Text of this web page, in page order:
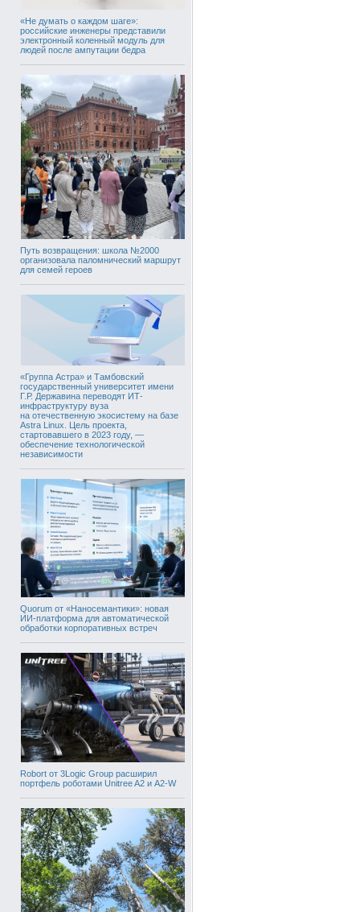
«Не думать о каждом шаге»:
российские инженеры представили
электронный коленный модуль для
людей после ампутации бедра
Путь возвращения: школа №2000
организовала паломнический маршрут
для семей героев
«Группа Астра» и Тамбовский
государственный университет имени
Г.Р. Державина переводят ИТ-
инфраструктуру вуза
на отечественную экосистему на базе
Astra Linux. Цель проекта,
стартовавшего в 2023 году, —
обеспечение технологической
независимости
Quorum от «Наносемантики»: новая
ИИ-платформа для автоматической
обработки корпоративных встреч
Robort от 3Logic Group расширил
портфель роботами Unitree A2 и A2-W